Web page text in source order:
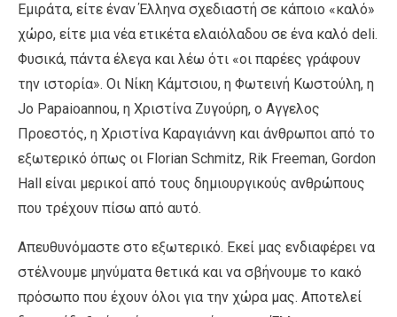
Εμιράτα, είτε έναν Έλληνα σχεδιαστή σε κάποιο «καλό»
χώρο, είτε μια νέα ετικέτα ελαιόλαδου σε ένα καλό deli.
Φυσικά, πάντα έλεγα και λέω ότι «οι παρέες γράφουν
την ιστορία». Οι Νίκη Κάμτσιου, η Φωτεινή Κωστούλη, η
Jo Papaioannou, η Xριστίνα Ζυγούρη, ο Αγγελος
Προεστός, η Χριστίνα Καραγιάννη και άνθρωποι από το
εξωτερικό όπως oι Florian Schmitz, Rik Freeman, Gordon
Hall είναι μερικοί από τους δημιουργικούς ανθρώπους
που τρέχουν πίσω από αυτό.
Απευθυνόμαστε στο εξωτερικό. Εκεί μας ενδιαφέρει να
στέλνουμε μηνύματα θετικά και να σβήνουμε το κακό
πρόσωπο που έχουν όλοι για την χώρα μας. Αποτελεί